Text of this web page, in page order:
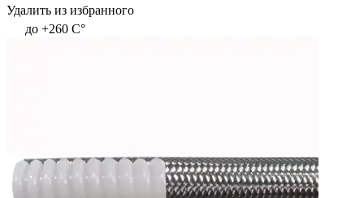
Удалить из избранного
до +260 C°